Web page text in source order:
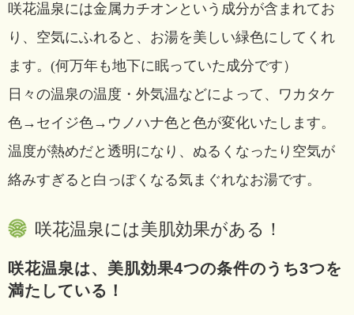
咲花温泉には金属カチオンという成分が含まれてお
り、空気にふれると、お湯を美しい緑色にしてくれ
ます。(何万年も地下に眠っていた成分です）
日々の温泉の温度・外気温などによって、ワカタケ
色→セイジ色→ウノハナ色と色が変化いたします。
温度が熱めだと透明になり、ぬるくなったり空気が
絡みすぎると白っぽくなる気まぐれなお湯です。
咲花温泉には美肌効果がある！
咲花温泉は、美肌効果4つの条件のうち3つを
満たしている！